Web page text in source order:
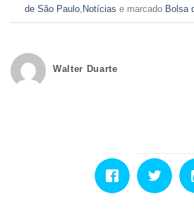
de São Paulo, Notícias e marcado Bolsa
Walter Duarte